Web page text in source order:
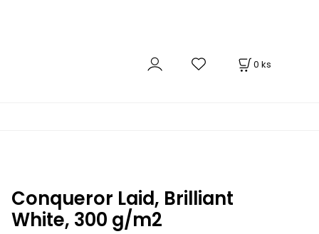
0 ks
Conqueror Laid, Brilliant
White, 300 g/m2